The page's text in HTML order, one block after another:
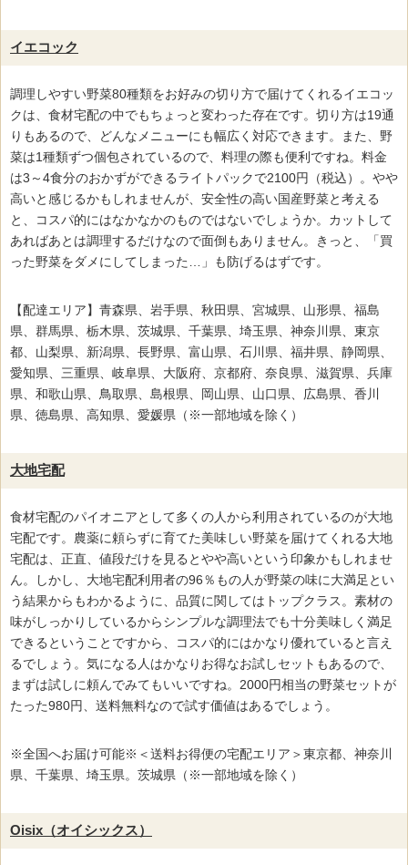
イエコック
調理しやすい野菜80種類をお好みの切り方で届けてくれるイエコッ
クは、食材宅配の中でもちょっと変わった存在です。切り方は19通
りもあるので、どんなメニューにも幅広く対応できます。また、野
菜は1種類ずつ個包されているので、料理の際も便利ですね。料金
は3～4食分のおかずができるライトパックで2100円（税込）。やや
高いと感じるかもしれませんが、安全性の高い国産野菜と考える
と、コスパ的にはなかなかのものではないでしょうか。カットして
あればあとは調理するだけなので面倒もありません。きっと、「買
った野菜をダメにしてしまった…」も防げるはずです。
【配達エリア】青森県、岩手県、秋田県、宮城県、山形県、福島
県、群馬県、栃木県、茨城県、千葉県、埼玉県、神奈川県、東京
都、山梨県、新潟県、長野県、富山県、石川県、福井県、静岡県、
愛知県、三重県、岐阜県、大阪府、京都府、奈良県、滋賀県、兵庫
県、和歌山県、鳥取県、島根県、岡山県、山口県、広島県、香川
県、徳島県、高知県、愛媛県（※一部地域を除く）
大地宅配
食材宅配のパイオニアとして多くの人から利用されているのが大地
宅配です。農薬に頼らずに育てた美味しい野菜を届けてくれる大地
宅配は、正直、値段だけを見るとやや高いという印象かもしれませ
ん。しかし、大地宅配利用者の96％もの人が野菜の味に大満足とい
う結果からもわかるように、品質に関してはトップクラス。素材の
味がしっかりしているからシンプルな調理法でも十分美味しく満足
できるということですから、コスパ的にはかなり優れていると言え
るでしょう。気になる人はかなりお得なお試しセットもあるので、
まずは試しに頼んでみてもいいですね。2000円相当の野菜セットが
たった980円、送料無料なので試す価値はあるでしょう。
※全国へお届け可能※＜送料お得便の宅配エリア＞東京都、神奈川
県、千葉県、埼玉県。茨城県（※一部地域を除く）
Oisix（オイシックス）